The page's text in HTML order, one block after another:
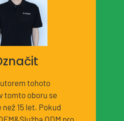
tohoto
tomto oboru se
15 let. Pokud